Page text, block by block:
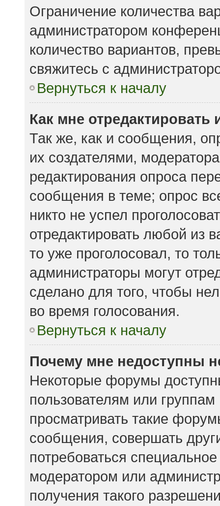
Ограничение количества
администратором
количество вариантов,
свяжитесь с
Вернуться к началу
Как мне отредактировать
Так же, как и сообщения,
их создателями,
редактирования опроса
сообщения в теме; опрос
никто не успел
отредактировать любой из
то уже проголосовал, то
администраторы могут
сделано для того, чтобы
во время голосования.
Вернуться к началу
Почему мне недоступны
Некоторые форумы
пользователям или
просматривать такие
сообщения, совершать
потребоваться
модератором или
получения такого